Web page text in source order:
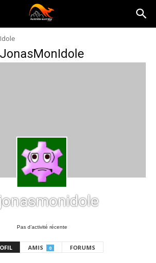
JonasMonIdole
Pas d’activité récente
AMIS 0 FORUMS